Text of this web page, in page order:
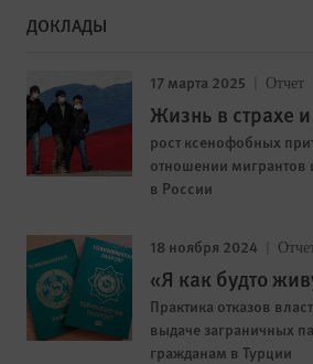
ДОКЛАДЫ
17 марта 2025 Отчет
Жизнь в страхе
рост ксенофобных
отношении мигрантов
в России
18 ноября 2024
«Я как будто
Практика отказов
выдаче заграничных
гражданам в Турции